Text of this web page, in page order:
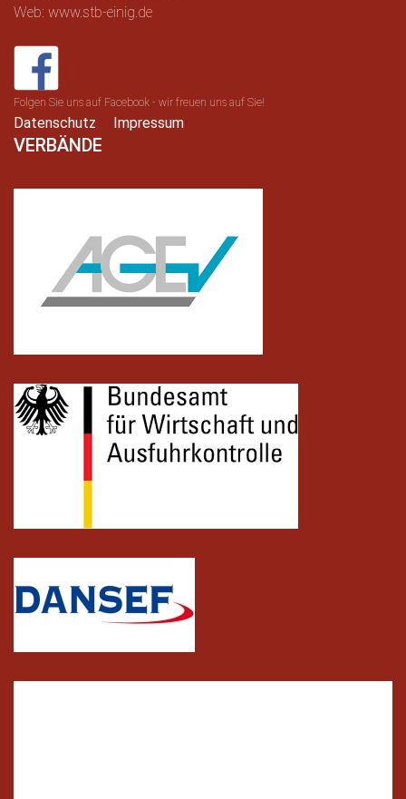
Web: www.stb-einig.de
Folgen Sie uns auf Facebook - wir freuen uns auf Sie!
Datenschutz Impressum
VERBÄNDE